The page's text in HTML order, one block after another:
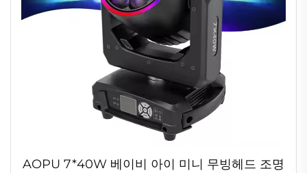
AOPU 7*40W 베이비 아이 미니 무빙헤드 조명